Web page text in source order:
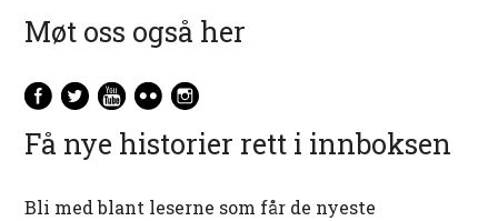
Møt oss også her
Få nye historier rett i innboksen
Bli med blant leserne som får de nyeste